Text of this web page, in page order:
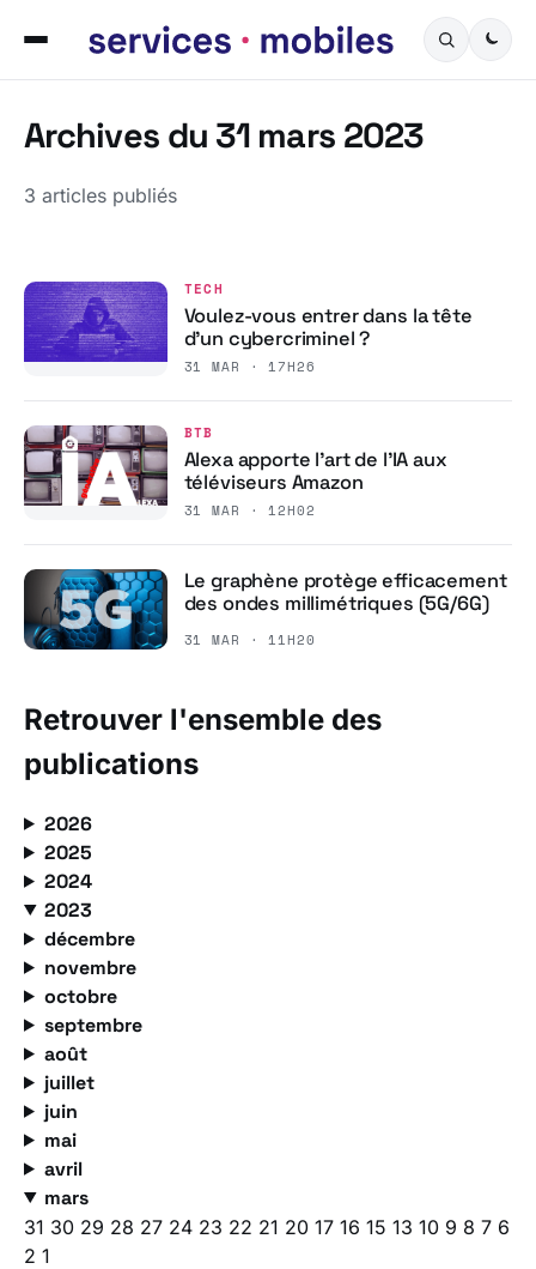
Archives du 31 mars 2023
3 articles publiés
TECH
Voulez-vous entrer dans la tête
d’un cybercriminel ?
31 MAR · 17H26
BTB
Alexa apporte l’art de l’IA aux
téléviseurs Amazon
31 MAR · 12H02
Le graphène protège efficacement
des ondes millimétriques (5G/6G)
31 MAR · 11H20
Retrouver l'ensemble des
publications
2026
2025
2024
2023
décembre
novembre
octobre
septembre
août
juillet
juin
mai
avril
mars
31 30 29 28 27 24 23 22 21 20 17 16 15 13 10 9 8 7 6
2 1